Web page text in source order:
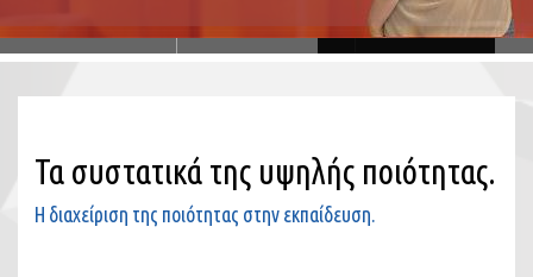
Τα συστατικά της υψηλής ποιότητας.
Η διαχείριση της ποιότητας στην εκπαίδευση.